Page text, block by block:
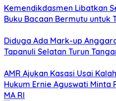
Kemendikdasmen Libatkan
Buku Bacaan Bermutu untuk
Diduga Ada Mark-up
Tapanuli Selatan Turun
AMR Ajukan Kasasi Usai
Hukum Ernie Aguswati Minta
MA RI